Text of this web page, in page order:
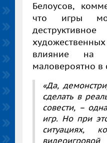
Белоусов,
что игры
влияние на
маловероятно в
«Да,
сделать в
совести, –
игр. Но при
ситуациях,